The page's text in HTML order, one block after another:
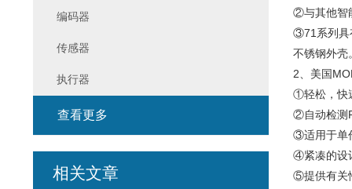
②与其他智
③71系列具
不锈钢外壳
2、美国
①轻松，快
②自动检测
③适用于单
④紧凑的设
⑤提供有关
编码器
传感器
执行器
查看更多
相关文章